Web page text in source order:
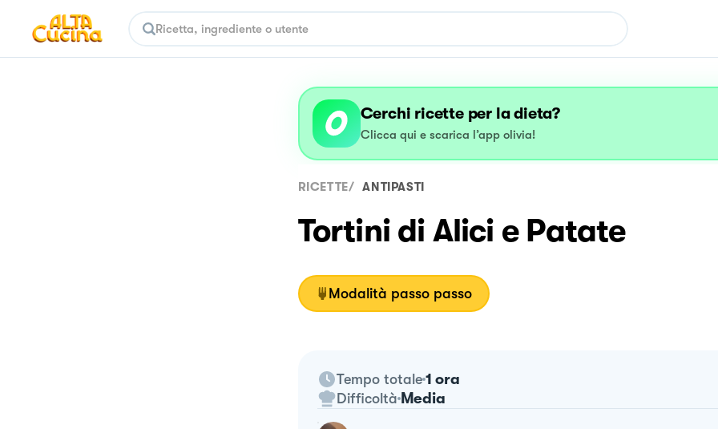
Cerchi ricette per la dieta?
Clicca qui e scarica l’app olivia!
RICETTE/ ANTIPASTI
Tortini di Alici e Patate
Modalità passo passo
Tempo totale 1 ora
Difficoltà Media